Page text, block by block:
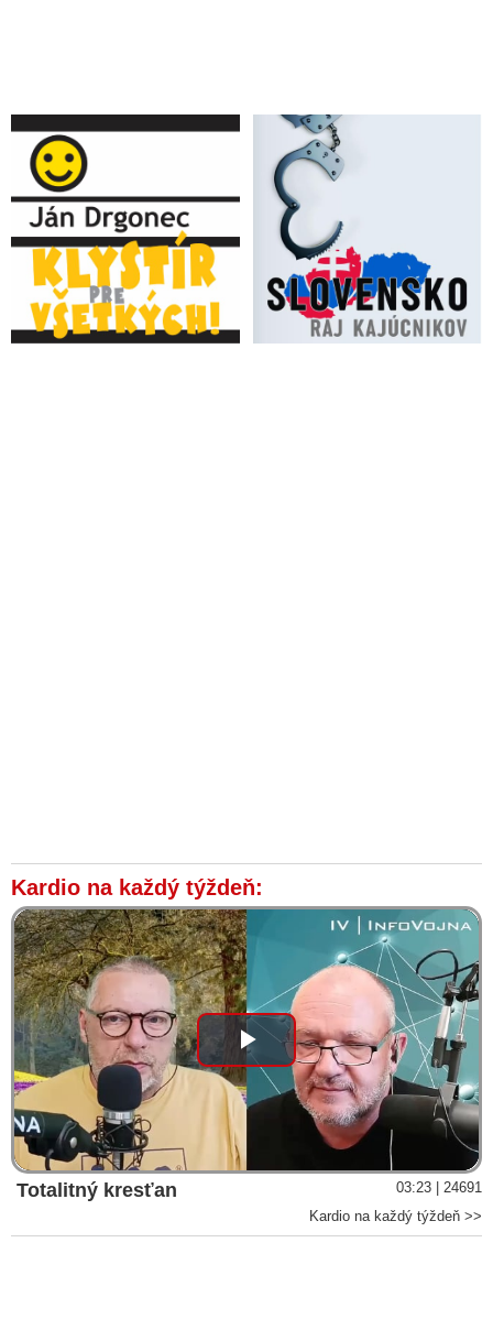
Kardio na každý týždeň:
Play
Video
Totalitný kresťan
03:23 | 24691
Kardio na každý týždeň >>